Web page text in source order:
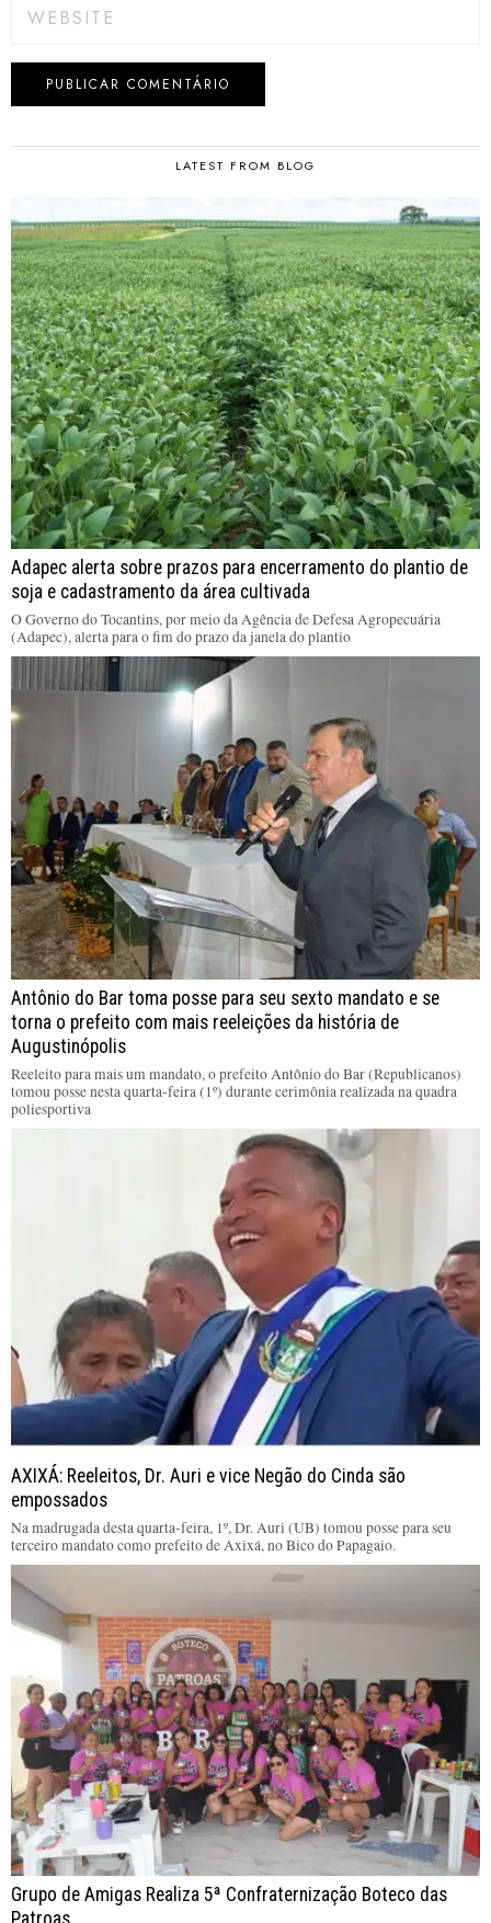
LATEST FROM BLOG
Adapec alerta sobre prazos para encerramento do plantio de
soja e cadastramento da área cultivada
O Governo do Tocantins, por meio da Agência de Defesa Agropecuária
(Adapec), alerta para o fim do prazo da janela do plantio
Antônio do Bar toma posse para seu sexto mandato e se
torna o prefeito com mais reeleições da história de
Augustinópolis
Reeleito para mais um mandato, o prefeito Antônio do Bar (Republicanos)
tomou posse nesta quarta-feira (1º) durante cerimônia realizada na quadra
poliesportiva
AXIXÁ: Reeleitos, Dr. Auri e vice Negão do Cinda são
empossados
Na madrugada desta quarta-feira, 1º, Dr. Auri (UB) tomou posse para seu
terceiro mandato como prefeito de Axixá, no Bico do Papagaio.
Grupo de Amigas Realiza 5ª Confraternização Boteco das
Patroas